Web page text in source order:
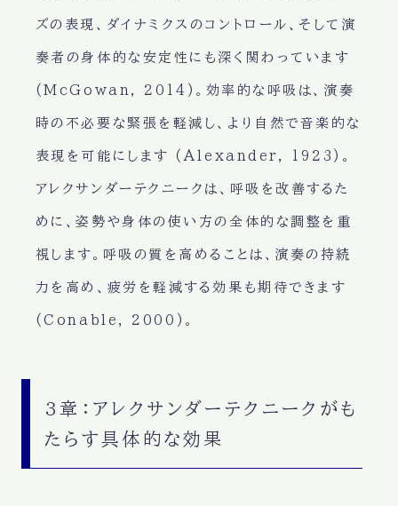
ズの表現、ダイナミクスのコントロール、そして演
奏者の身体的な安定性にも深く関わっています
(McGowan, 2014)。効率的な呼吸は、演奏
時の不必要な緊張を軽減し、より自然で音楽的な
表現を可能にします (Alexander, 1923)。
アレクサンダーテクニークは、呼吸を改善するた
めに、姿勢や身体の使い方の全体的な調整を重
視します。呼吸の質を高めることは、演奏の持続
力を高め、疲労を軽減する効果も期待できます
(Conable, 2000)。
3章：アレクサンダーテクニークがも
たらす具体的な効果